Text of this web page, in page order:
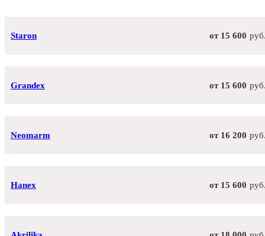
Staron от 15 600
Grandex от 15 600
Neomarm от 16 200
Hanex от 15 600